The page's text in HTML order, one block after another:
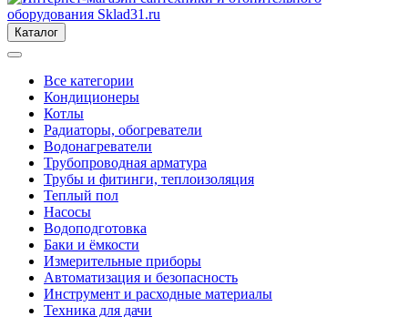
Каталог
Все категории
Кондиционеры
Котлы
Радиаторы, обогреватели
Водонагреватели
Трубопроводная арматура
Трубы и фитинги, теплоизоляция
Теплый пол
Насосы
Водоподготовка
Баки и ёмкости
Измерительные приборы
Автоматизация и безопасность
Инструмент и расходные материалы
Техника для дачи